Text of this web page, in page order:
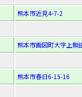
熊本市近見4-7-2
熊本市画図町大字上無
熊本市春日6-15-16